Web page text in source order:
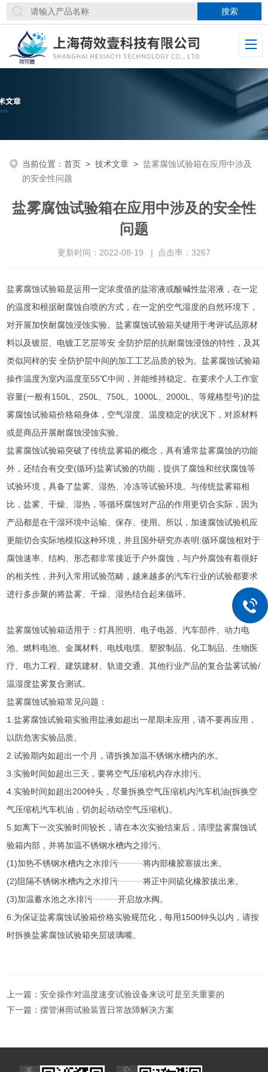
当前位置：首页 >技术文章 >盐雾腐蚀试验箱在应用中涉及
的安全性问题
盐雾腐蚀试验箱在应用中涉及的安全性
问题
更新时间：2022-08-19 | 点击率：3267
盐雾腐蚀试验箱是运用一定浓度值的盐溶液或酸碱性盐溶液，在一定
的温度和根据耐腐蚀自喷的方式，在一定的空气湿度的自然环境下，
对开展加快耐腐蚀浸蚀实验。盐雾腐蚀试验箱关键用于考评试品原材
料以及镀层、电镀工艺层等安 全防护层的抗耐腐蚀浸蚀的特性，及其
类似同样的安 全防护层中间的加工工艺品质的较为。盐雾腐蚀试验箱
操作温度为室内温度至55℃中间，并能维持稳定。在要求个人工作室
容量(一般有150L、250L、750L、1000L、2000L、等规格型号)的盐
雾腐蚀试验箱价格箱身体，空气湿度、温度稳定的状况下，对原材料
或是商品开展耐腐蚀浸蚀实验。
盐雾腐蚀试验箱突破了传统盐雾箱的概念，具有通常盐雾腐蚀的功能
外，还结合有交变(循环)盐雾试验的功能，提供了腐蚀和丝状腐蚀等
试验环境，具备了盐雾、湿热、冷冻等试验环境。与传统盐雾箱相
比，盐雾、干燥、湿热，等循环腐蚀对产品的作用更切合实际，因为
产品都是在干湿环境中运输、保存、使用。所以，加速腐蚀试验机应
更能切合实际地模拟这种环境，并且国外研究亦表明:循环腐蚀相对于
腐蚀速率、结构、形态都非常接近于户外腐蚀，与户外腐蚀有着很好
的相关性，并列入常用试验范畴，越来越多的汽车行业的试验都要求
进行多步聚的将盐雾、干燥、湿热结合起来循环。
盐雾腐蚀试验箱适用于：灯具照明、电子电器、汽车部件、动力电
池、燃料电池、金属材料、电线电缆、塑胶制品、化工制品、生物医
疗、电力工程、建筑建材、轨道交通、其他行业产品的复合盐雾试验/
温湿度盐雾复合测试。
盐雾腐蚀试验箱常见问题：
1.盐雾腐蚀试验箱实验用盐液如超出一星期未应用，请不要再应用，
以防危害实验品质。
2.试验期内如超出一个月，请拆换加温不锈钢水槽内的水。
3.实验时间如超出三天，要将空气压缩机内存水排污。
4.实验时间如超出200钟头，尽量拆换空气压缩机内汽车机油(拆换空
气压缩机汽车机油，切勿起动动空气压缩机)。
5.如离下一次实验时间较长，请在本次实验结束后，清理盐雾腐蚀试
验箱内部，并将加温不锈钢水槽内之排污。
(1)加热不锈钢水槽内之水排污┄┄┄将内部橡胶塞拔出来。
(2)阻隔不锈钢水槽内之水排污┄┄┄将正中间硫化橡胶拔出来。
(3)加温蓄水池之水排污┄┄┄开启放水阀。
6.为保证盐雾腐蚀试验箱价格实验规范化，每用1500钟头以内，请按
时拆换盐雾腐蚀试验箱夹层玻璃嘴。
上一篇：安全操作对温度速变试验设备来说可是至关重要的
下一篇：摆管淋雨试验装置日常故障解决方案